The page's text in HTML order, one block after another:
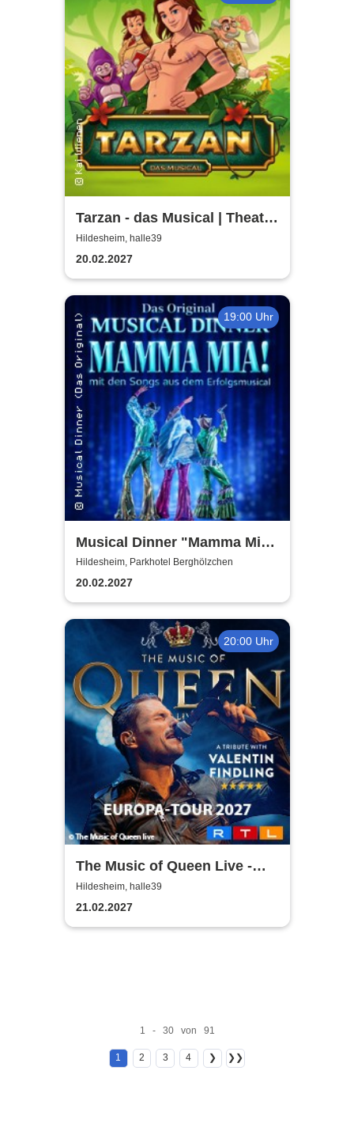
Tarzan - das Musical | Theater
Liberi
Hildesheim, halle39
20.02.2027
19:00 Uhr
Musical Dinner "Mamma Mia
Special"
Hildesheim, Parkhotel Berghölzchen
20.02.2027
20:00 Uhr
The Music of Queen Live -
Tour 2027
Hildesheim, halle39
21.02.2027
1 - 30 von 91
1 2 3 4 ❯ ❯❯